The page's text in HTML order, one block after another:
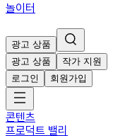
놀이터
광고 상품
광고 상품
작가 지원
로그인
회원가입
콘텐츠
프로덕트 밸리